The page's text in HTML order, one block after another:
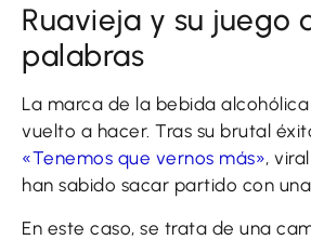
Ruavieja y su juego
palabras
La marca de la bebida
vuelto a hacer. Tras su brutal
«Tenemos que vernos más»,
han sabido sacar partido con
En este caso, se trata de una